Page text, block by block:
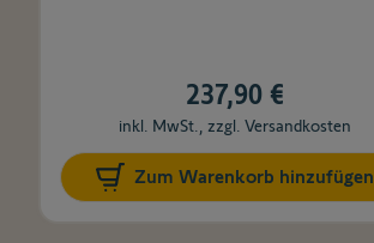
237,90 €
inkl. MwSt., zzgl. Versandkosten
Zum Warenkorb hinzufügen